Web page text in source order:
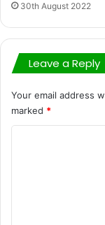
30th August 2022
Leave a Reply
Your email address
marked *